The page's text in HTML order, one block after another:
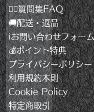
🙋‍♂️質問集FAQ
🚚配送・返品
ℹ️お問い合わせフォー
💰️ポイント特典
プライバシーポリシー
利用規約本則
Cookie Policy
特定商取引